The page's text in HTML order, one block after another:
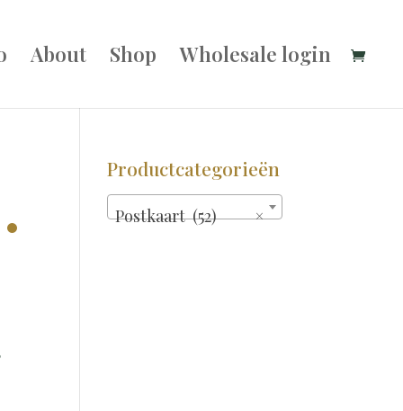
About Shop Wholesale login
Productcategorieën
×
Postkaart (52)